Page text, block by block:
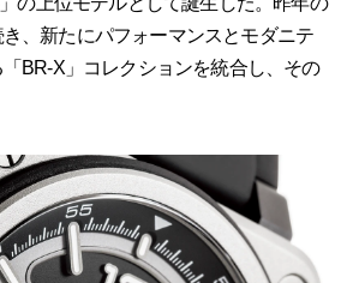
、新たにパフォーマンスとモダニテ
BR‐X」コレクションを統合し、その